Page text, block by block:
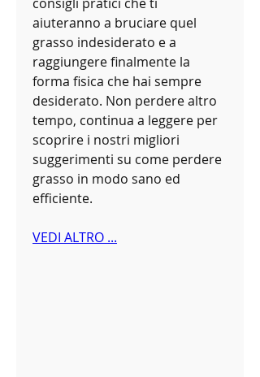
aiuteranno a bruciare quel
grasso indesiderato e a
raggiungere finalmente la
forma fisica che hai sempre
desiderato. Non perdere altro
tempo, continua a leggere per
scoprire i nostri migliori
suggerimenti su come perdere
grasso in modo sano ed
efficiente.
VEDI ALTRO ...